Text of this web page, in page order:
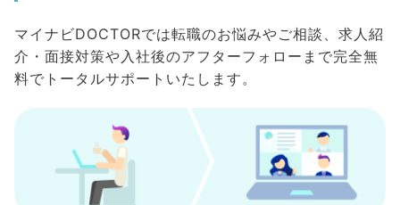
マイナビDOCTORでは転職のお悩みやご相談、求人紹
介・面接対策や入社後のアフターフォローまで完全無
料でトータルサポートいたします。